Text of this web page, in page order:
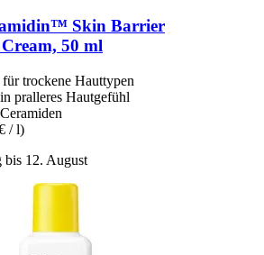
Skin Barrier
50 ml
für trockene Hauttypen
pralleres Hautgefühl
/ l)
bis 12. August